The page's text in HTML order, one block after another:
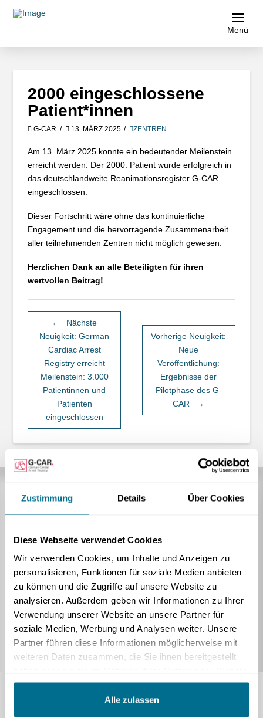
Zustimmung Details Über Cookies
Diese Webseite verwendet Cookies
Wir verwenden Cookies, um Inhalte und Anzeigen zu
personalisieren, Funktionen für soziale Medien anbieten
zu können und die Zugriffe auf unsere Website zu
analysieren. Außerdem geben wir Informationen zu Ihrer
Verwendung unserer Website an unsere Partner für
soziale Medien, Werbung und Analysen weiter. Unsere
Partner führen diese Informationen möglicherweise mit
weiteren Daten zusammen, die Sie ihnen bereitgestellt
gesammelt haben.
Alle zulassen
Menü
2000 eingeschlossene
Patient*innen
G-CAR 13. MÄRZ 2025 ZENTREN
Am 13. März 2025 konnte ein bedeutender Meilenstein
erreicht werden: Der 2000. Patient wurde erfolgreich in
das deutschlandweite Reanimationsregister G-CAR
eingeschlossen.
Dieser Fortschritt wäre ohne das kontinuierliche
Engagement und die hervorragende Zusammenarbeit
aller teilnehmenden Zentren nicht möglich gewesen.
Herzlichen Dank an alle Beteiligten für ihren
wertvollen Beitrag!
←
Nächste
Neuigkeit: German
Cardiac Arrest
Registry erreicht
Meilenstein: 3.000
Patientinnen und
Patienten
eingeschlossen
Vorherige Neuigkeit:
Neue
Veröffentlichung:
Ergebnisse der
Pilotphase des G-
CAR
→
Neuigkeiten
Über G-CAR
Zentren
Studienprotokoll
Teilnahme
Förderer